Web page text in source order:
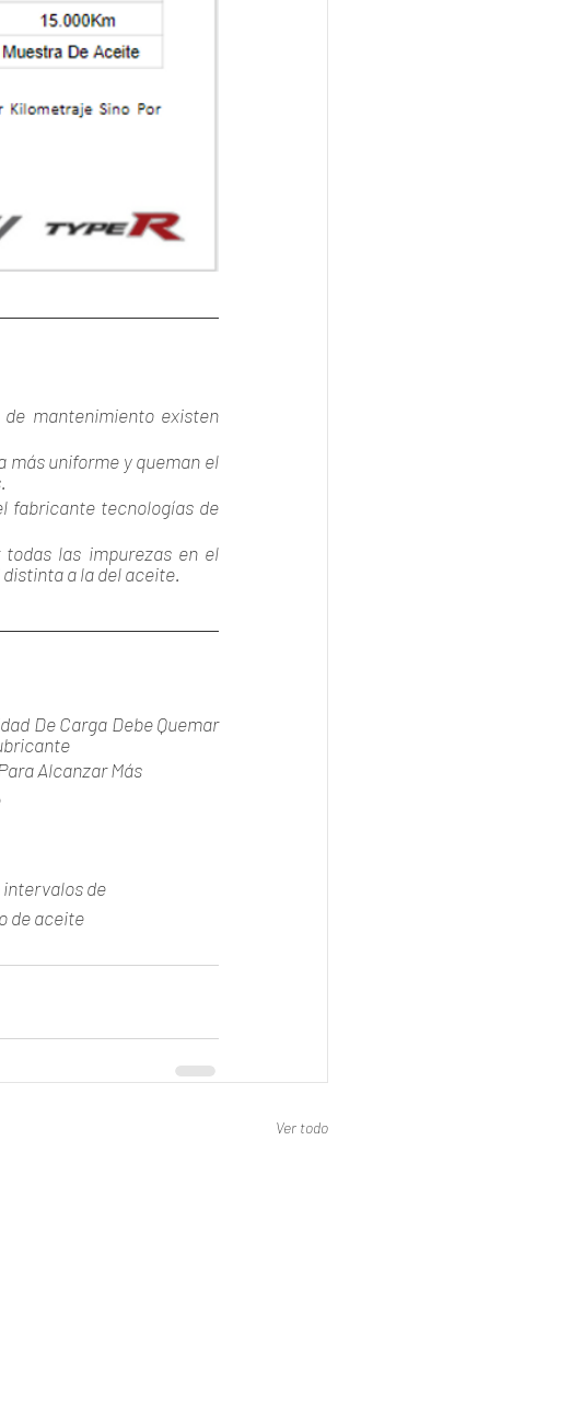
mantenimiento existen
más uniforme y queman el
fabricante tecnologías de
las impurezas en el
a la del aceite.
De Carga Debe Quemar
Alcanzar Más
de
de aceite
Ver todo